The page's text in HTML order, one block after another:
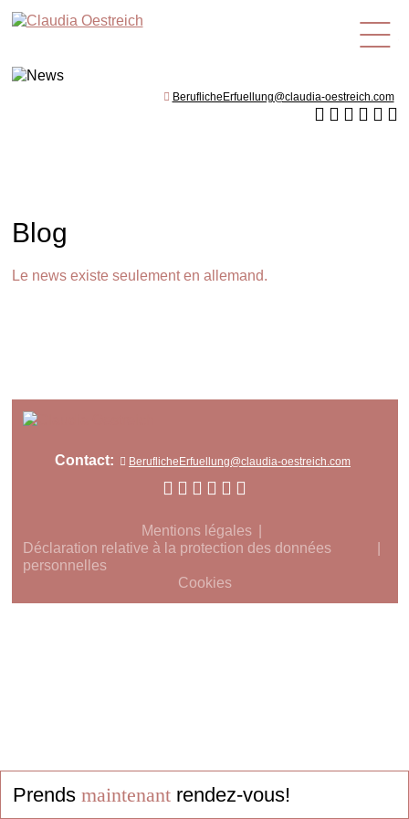
fr
BeruflicheErfuellung@claudia-oestreich.com
Blog
Le news existe seulement en allemand.
Contact: BeruflicheErfuellung@claudia-oestreich.com
Mentions légales
Déclaration relative à la protection des données
personnelles
Cookies
Prends maintenantrendez-vous!